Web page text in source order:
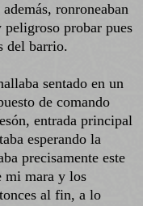
ronroneaban
probar pues
del barrio.
sentado en un
de comando
entrada principal
esperando la
precisamente este
mi mara y los
al fin, a lo